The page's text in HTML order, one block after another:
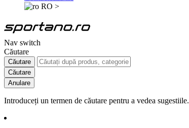
RO >
Nav switch
Căutare
Căutare
Căutare
Anulare
Introduceți un termen de căutare pentru a vedea sugestiile.